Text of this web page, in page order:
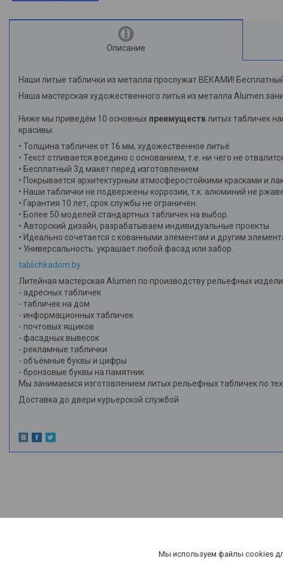
Описание
Наши литые таблички из металла прослужат ВЕКАМИ!
Наша мастерская художественного литья из металла Alumen
Ниже мы приведём 10 основных преимуществ литых табличек
красивы.
• Толщина табличек от 16 мм, художественное литьё
• Текст отливается воедино с основанием, т.е. ни чего не
• Бесплатный 3д макет перед изготовлением
• Покрывается архитектурным атмосферостойкими красками и
• Наши таблички не подвержены коррозии, т.к. алюминий не
• Гарантия 10 лет, срок службы не ограничен.
• Более 50 моделей стандартных табличек на выбор.
• Авторский дизайн, разрабатываем индивидуальные проекты.
• Идеально сочетается с кованными элементам и другим
• Универсальность: украшает любой фасад или забор.
tablichkadom.by
Литейная мастерская Alumen по производству рельефных
- адресных табличек
- табличек на дом
- информационных табличек
- почтовых ящиков
- фасадных вывесок
- рекламные таблички
- объёмные буквы и цифры
- бронзовые буквы на памятник
Мы занимаемся изготовлением литых рельефных табличек по
Доставка до двери курьерской службой
Мы используем файлы cookies